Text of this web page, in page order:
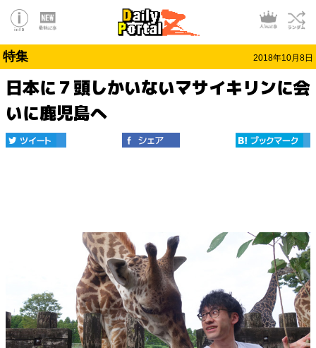
特集 2018年10月8日
日本に７頭しかいないマサイキリンに会
いに鹿児島へ